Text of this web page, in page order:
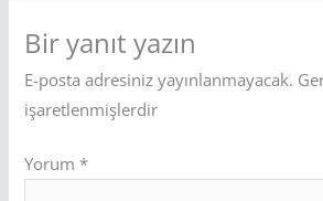
Bir yanıt yazın
E-posta adresiniz yayınlanmayacak.
işaretlenmişlerdir
Yorum *